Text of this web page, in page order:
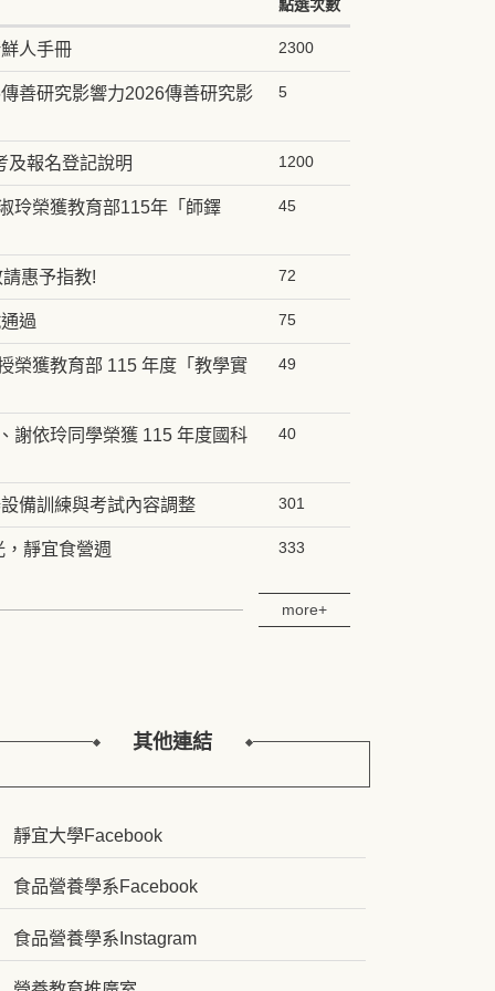
點選次數
人手冊 2300
善研究影響力2026傳善研究影 5
及報名登記說明 1200
玲榮獲教育部115年「師鐸 45
惠予指教! 72
過 75
榮獲教育部 115 年度「教學實 49
謝依玲同學榮獲 115 年度國科 40
備訓練與考試內容調整 301
靜宜食營週 333
more+
其他連結
靜宜大學Facebook
食品營養學系Facebook
食品營養學系Instagram